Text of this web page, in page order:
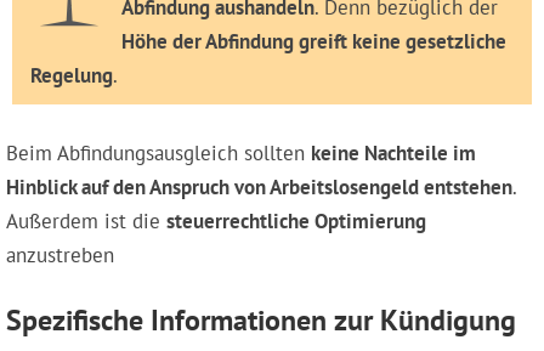
Abfindung aushandeln. Denn bezüglich der
Höhe der Abfindung greift keine gesetzliche
Regelung.
Beim Abfindungsausgleich sollten keine Nachteile im
Hinblick auf den Anspruch von Arbeitslosengeld entstehen.
Außerdem ist die steuerrechtliche Optimierung
anzustreben
Spezifische Informationen zur Kündigung